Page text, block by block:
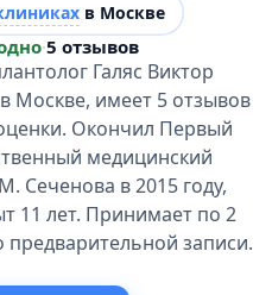
в Москве
·5 отзывов
Галяс Виктор
Москве, имеет 5 отзывов
Окончил Первый
медицинский
Сеченова в 2015 году,
11 лет. Принимает по 2
предварительной записи.